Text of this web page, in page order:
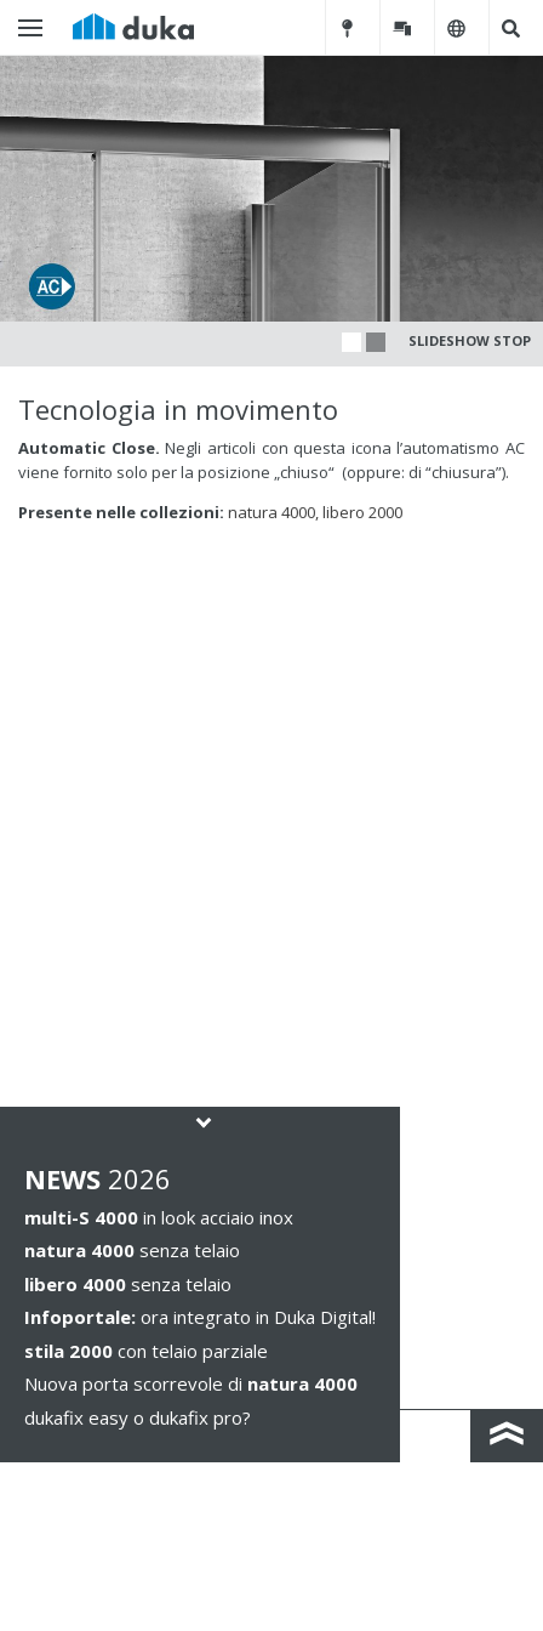
SLIDESHOW STOP
Tecnologia in movimento
Automatic Close. Negli articoli con questa icona l’automatismo AC
viene fornito solo per la posizione „chiuso“ (oppure: di “chiusura”).
Presente nelle collezioni: natura 4000,libero 2000
NEWS 2026
multi-S 4000 in look acciaio inox
natura 4000 senza telaio
libero 4000 senza telaio
Infoportale: ora integrato in Duka Digital!
stila 2000 con telaio parziale
Nuova porta scorrevole di natura 4000
dukafix easy o dukafix pro?